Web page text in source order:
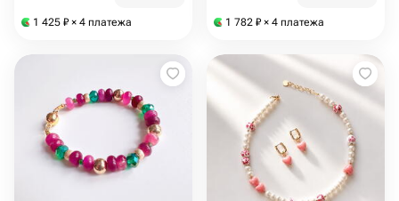
1 425 ₽ × 4 платежа 1 782 ₽ × 4 платежа